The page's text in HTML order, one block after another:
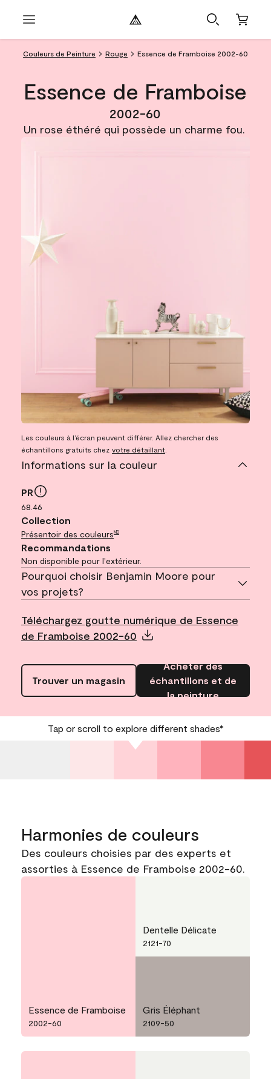
Couleurs de Peinture Rouge Essence de Framboise 2002-60
Essence de Framboise
2002-60
Un rose éthéré qui possède un charme fou.
Les couleurs à l’écran peuvent différer. Allez chercher des
échantillons gratuits chez votre détaillant
Informations sur la couleur
PR
68.46
Collection
Présentoir des couleursMD
Recommandations
Non disponible pour l'extérieur.
Pourquoi choisir Benjamin Moore pour
vos projets?
Téléchargez goutte numérique de Essence
de Framboise 2002-60
Trouver un magasin
Acheter des
échantillons et de
la peinture
Tap or scroll to explore different shades*
Harmonies de couleurs
Des couleurs choisies par des experts et
assorties à Essence de Framboise 2002-60.
Essence de Framboise
2002-60
Dentelle Délicate
2121-70
Gris Éléphant
2109-50